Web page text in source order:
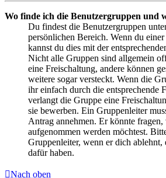
Wo finde ich die Benutzergruppen und
Du findest die Benutzergruppen
persönlichen Bereich. Wenn du
kannst du dies mit der
Nicht alle Gruppen sind allgemein
eine Freischaltung, andere können
weitere sogar versteckt. Wenn die
ihr einfach durch die entsprechende
verlangt die Gruppe eine
sie bewerben. Ein Gruppenleiter
Antrag annehmen. Er könnte
aufgenommen werden möchtest.
Gruppenleiter, wenn er dich
dafür haben.
Nach oben